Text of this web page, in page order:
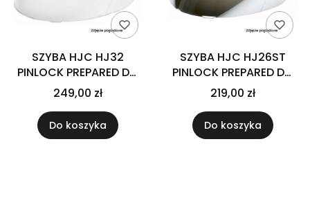
SZYBA HJC HJ32
PINLOCK PREPARED DO
KASKU F70 CLEAR
249,00 zł
Do koszyka
SZYBA HJC HJ26ST
PINLOCK PREPARED DO
KASKU RPHA-70 DARK
SMOKE
219,00 zł
Do koszyka